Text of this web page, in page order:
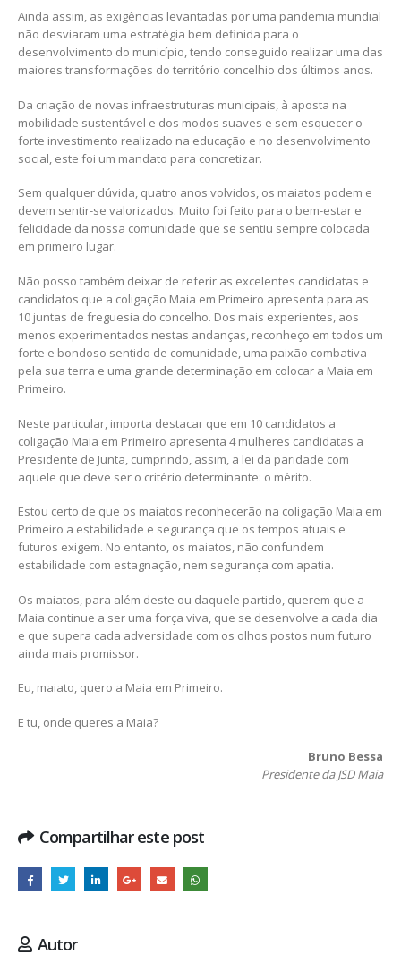
Ainda assim, as exigências levantadas por uma pandemia mundial
não desviaram uma estratégia bem definida para o
desenvolvimento do município, tendo conseguido realizar uma das
maiores transformações do território concelhio dos últimos anos.
Da criação de novas infraestruturas municipais, à aposta na
mobilidade sustentável e dos modos suaves e sem esquecer o
forte investimento realizado na educação e no desenvolvimento
social, este foi um mandato para concretizar.
Sem qualquer dúvida, quatro anos volvidos, os maiatos podem e
devem sentir-se valorizados. Muito foi feito para o bem-estar e
felicidade da nossa comunidade que se sentiu sempre colocada
em primeiro lugar.
Não posso também deixar de referir as excelentes candidatas e
candidatos que a coligação Maia em Primeiro apresenta para as
10 juntas de freguesia do concelho. Dos mais experientes, aos
menos experimentados nestas andanças, reconheço em todos um
forte e bondoso sentido de comunidade, uma paixão combativa
pela sua terra e uma grande determinação em colocar a Maia em
Primeiro.
Neste particular, importa destacar que em 10 candidatos a
coligação Maia em Primeiro apresenta 4 mulheres candidatas a
Presidente de Junta, cumprindo, assim, a lei da paridade com
aquele que deve ser o critério determinante: o mérito.
Estou certo de que os maiatos reconhecerão na coligação Maia em
Primeiro a estabilidade e segurança que os tempos atuais e
futuros exigem. No entanto, os maiatos, não confundem
estabilidade com estagnação, nem segurança com apatia.
Os maiatos, para além deste ou daquele partido, querem que a
Maia continue a ser uma força viva, que se desenvolve a cada dia
e que supera cada adversidade com os olhos postos num futuro
ainda mais promissor.
Eu, maiato, quero a Maia em Primeiro.
E tu, onde queres a Maia?
Bruno Bessa
Presidente da JSD Maia
Compartilhar este post
Autor